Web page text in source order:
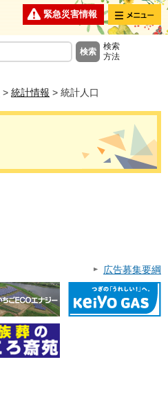
緊急災害情報 メニュー
検索
方法
> 統計情報 > 統計人口
広告募集要綱